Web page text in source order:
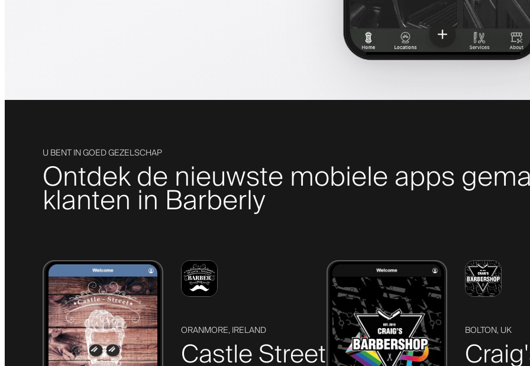
U BENT IN GOED GEZELSCHAP
Ontdek de nieuwste mobiele apps
klanten in Barberly
ORANMORE, IRELAND
Castle Street
BOLTON, UK